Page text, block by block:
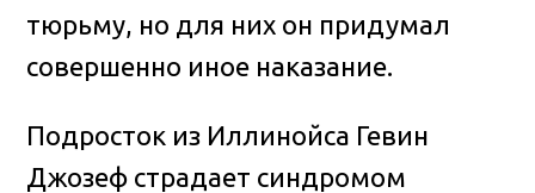
тюрьму, но для них он придумал
совершенно иное наказание.
Подросток из Иллинойса Гевин
Джозеф страдает синдромом